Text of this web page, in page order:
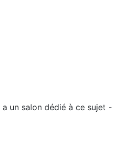
a un salon dédié à ce sujet -